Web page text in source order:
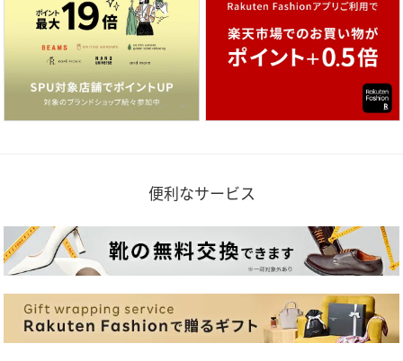
便利なサービス